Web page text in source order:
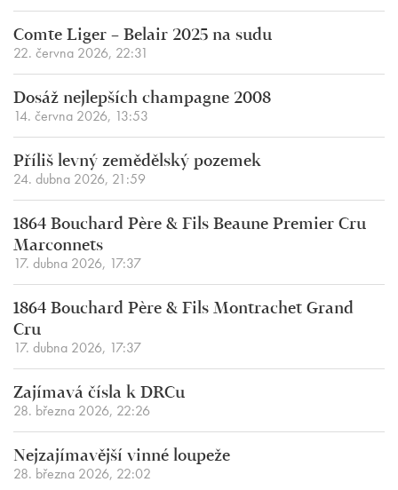
Comte Liger – Belair 2025 na sudu
22. června 2026, 22:31
Dosáž nejlepších champagne 2008
14. června 2026, 13:53
Příliš levný zemědělský pozemek
24. dubna 2026, 21:59
1864 Bouchard Père & Fils Beaune Premier Cru
Marconnets
17. dubna 2026, 17:37
1864 Bouchard Père & Fils Montrachet Grand
Cru
17. dubna 2026, 17:37
Zajímavá čísla k DRCu
28. března 2026, 22:26
Nejzajímavější vinné loupeže
28. března 2026, 22:02